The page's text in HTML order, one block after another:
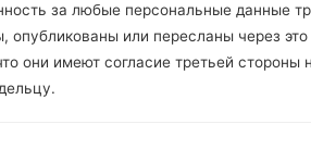
за любые персональные данные
опубликованы или пересланы через это
они имеют согласие третьей стороны